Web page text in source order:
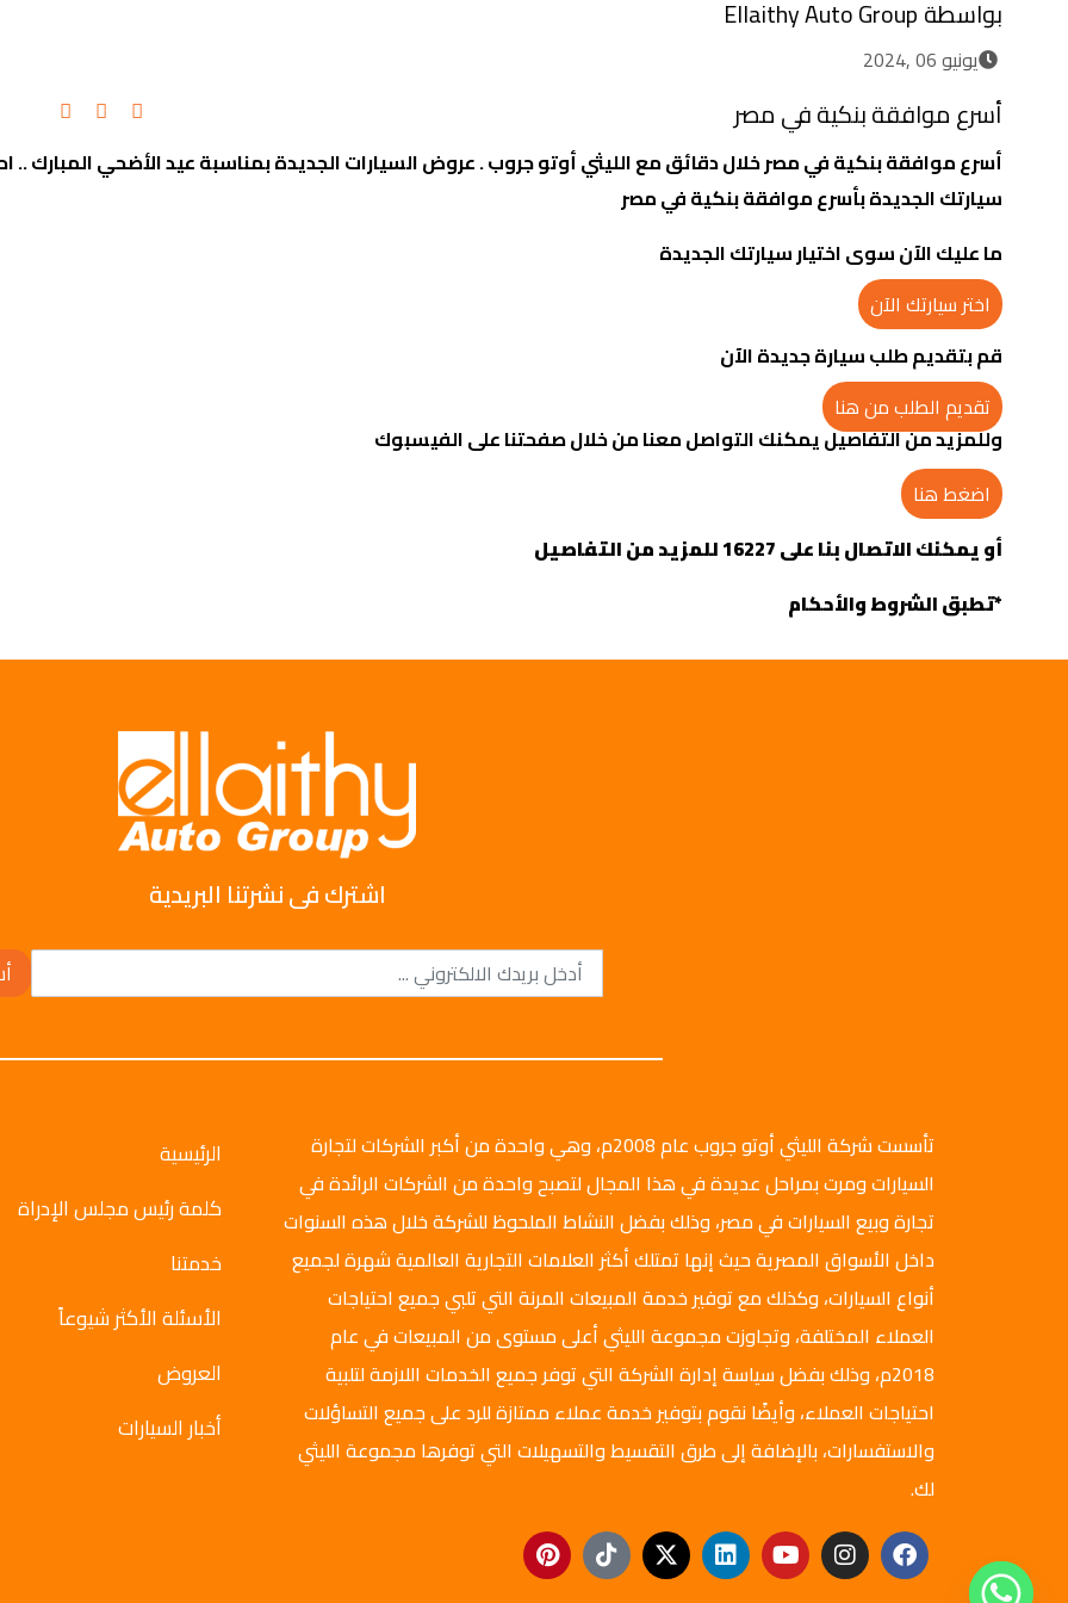
بواسطةEllaithy Auto Group
يونيو 06 ,2024
أسرع موافقة بنكية في مصر
أسرع موافقة بنكية في مصر خلال دقائق مع الليثي أوتو جروب . عروض السيارات الجديدة بمناسبة عيد الأضحي المبارك ..
سيارتك الجديدة بأسرع موافقة بنكية في مصر
ما عليك الآن سوى اختيار سيارتك الجديدة
اختر سيارتك الآن
قم بتقديم طلب سيارة جديدة الآن
تقديم الطلب من هنا
وللمزيد من التفاصيل يمكنك التواصل معنا من خلال صفحتنا على الفيسبوك
اضغط هنا
أو يمكنك الاتصال بنا على 16227 للمزيد من التفاصيل
*تطبق الشروط والأحكام
اشترك فى نشرتنا البريدية
تأسست شركة الليثي أوتو جروب عام 2008م، وهي واحدة من أكبر الشركات لتجارة
السيارات ومرت بمراحل عديدة في هذا المجال لتصبح واحدة من الشركات الرائدة في
تجارة وبيع السيارات في مصر، وذلك بفضل النشاط الملحوظ للشركة خلال هذه السنوات
داخل الأسواق المصرية حيث إنها تمتلك أكثر العلامات التجارية العالمية شهرة لجميع
أنواع السيارات، وكذلك مع توفير خدمة المبيعات المرنة التي تلبي جميع احتياجات
العملاء المختلفة، وتجاوزت مجموعة الليثي أعلى مستوى من المبيعات في عام
2018م، وذلك بفضل سياسة إدارة الشركة التي توفر جميع الخدمات اللازمة لتلبية
احتياجات العملاء، وأيضًا نقوم بتوفير خدمة عملاء ممتازة للرد على جميع التساؤلات
والاستفسارات، بالإضافة إلى طرق التقسيط والتسهيلات التي توفرها مجموعة الليثي
لك.
الرئيسية
كلمة رئيس مجلس الإدراة
خدمتنا
الأسئلة الأكثر شيوعاً
العروض
أخبار السيارات